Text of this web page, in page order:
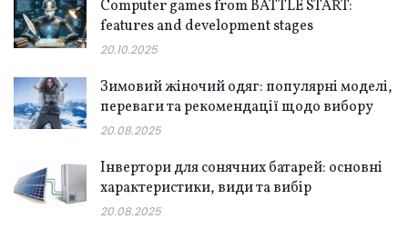
Computer games from BATTLE START:
features and development stages
20.10.2025
Зимовий жіночий одяг: популярні моделі,
переваги та рекомендації щодо вибору
20.08.2025
Інвертори для сонячних батарей: основні
характеристики, види та вибір
20.08.2025